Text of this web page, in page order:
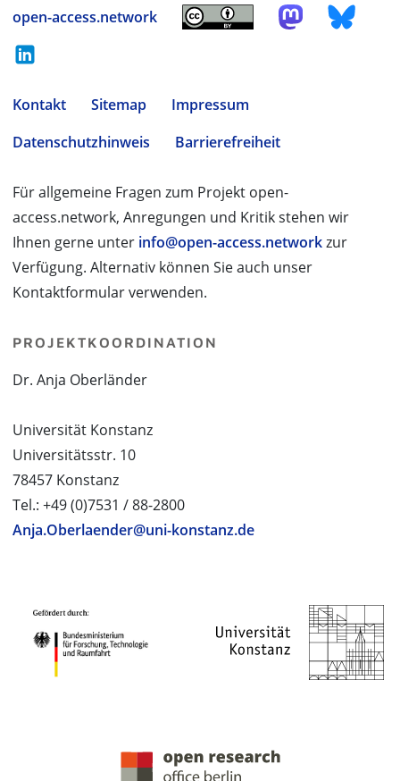
open-access.network
Kontakt Sitemap
Impressum
Datenschutzhinweis
Barrierefreiheit
Für allgemeine Fragen zum Projekt open-
access.network, Anregungen und Kritik stehen wir
Ihnen gerne unter info@open-access.networkzur
Verfügung. Alternativ können Sie auch unser
Kontaktformular verwenden.
PROJEKTKOORDINATION
Dr. Anja Oberländer
Universität Konstanz
Universitätsstr. 10
78457 Konstanz
Tel.: +49 (0)7531 / 88-2800
Anja.Oberlaender@uni-konstanz.de